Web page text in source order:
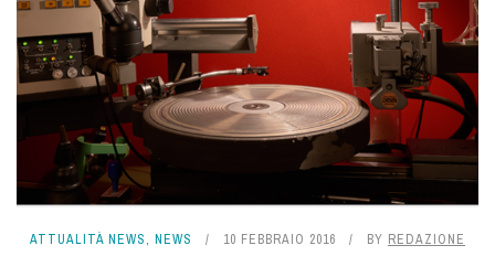
ATTUALITÀ NEWS, NEWS 10 FEBBRAIO 2016 BY REDAZIONE